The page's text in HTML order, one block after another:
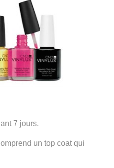
7 jours.
un top coat qui